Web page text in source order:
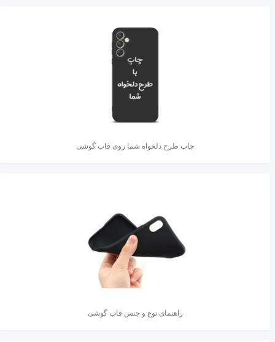
چاپ طرح دلخواه شما روی قاب گوشی
راهنمای نوع و جنس قاب گوشی